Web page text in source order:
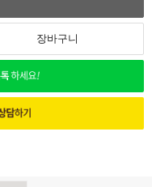
장바구니